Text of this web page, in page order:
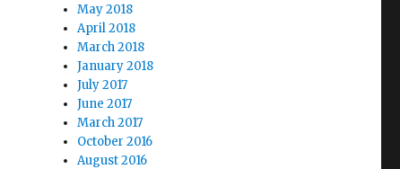
May 2018
April 2018
March 2018
January 2018
July 2017
June 2017
March 2017
October 2016
August 2016